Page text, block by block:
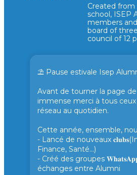
Created
school, ISEP
members
board of
council of 12
⛱️ Pause estivale Isep
Avant de tourner la page
immense merci à tous
réseau au quotidien.
Cette année, ensemble,
- Lancé de nouveaux
Finance, Santé...)
- Créé des groupes
échanges entre Alumni